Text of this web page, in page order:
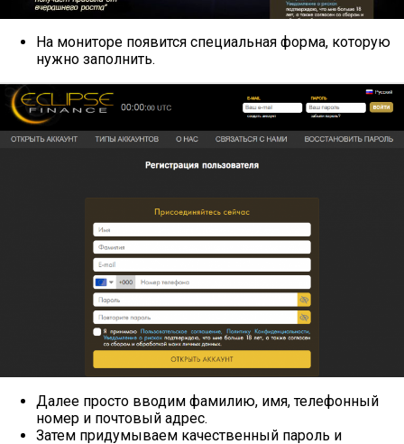
На мониторе появится специальная форма, которую
нужно заполнить.
Далее просто вводим фамилию, имя, телефонный
номер и почтовый адрес.
Затем придумываем качественный пароль и